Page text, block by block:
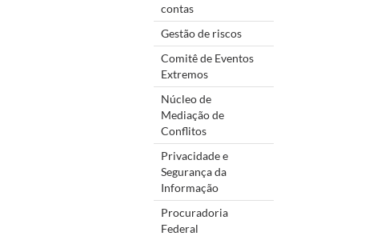
contas
Gestão de riscos
Comitê de Eventos
Extremos
Núcleo de
Mediação de
Conflitos
Privacidade e
Segurança da
Informação
Procuradoria
Federal